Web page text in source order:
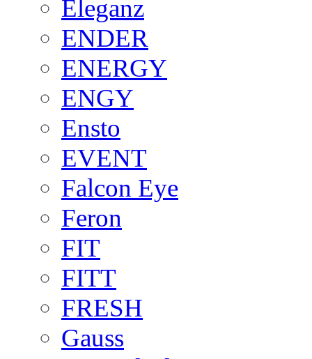
Eleganz
ENDER
ENERGY
ENGY
Ensto
EVENT
Falcon Eye
Feron
FIT
FITT
FRESH
Gauss